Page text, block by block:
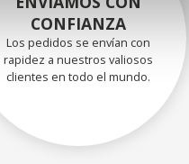
CONFIANZA
Los pedidos se envían con
rapidez a nuestros valiosos
clientes en todo el mundo.